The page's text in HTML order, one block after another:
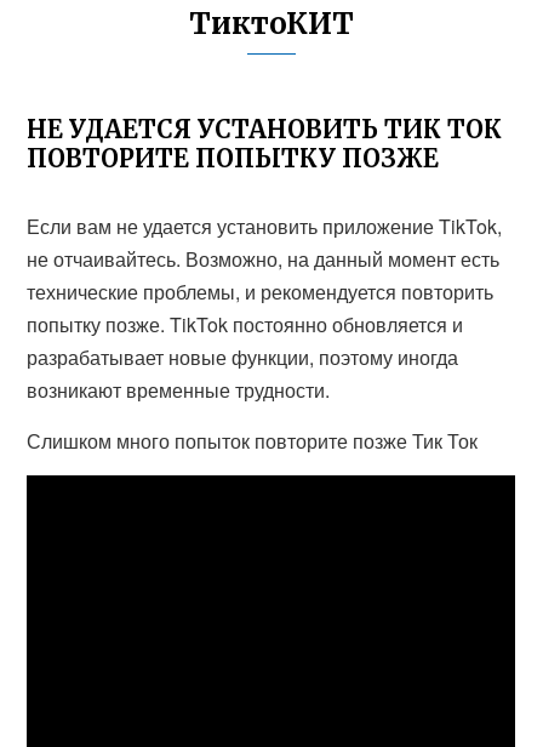
ТиктоКИТ
НЕ УДАЕТСЯ УСТАНОВИТЬ ТИК ТОК
ПОВТОРИТЕ ПОПЫТКУ ПОЗЖЕ
Если вам не удается установить приложение TikTok,
не отчаивайтесь. Возможно, на данный момент есть
технические проблемы, и рекомендуется повторить
попытку позже. TikTok постоянно обновляется и
разрабатывает новые функции, поэтому иногда
возникают временные трудности.
Слишком много попыток повторите позже Тик Ток